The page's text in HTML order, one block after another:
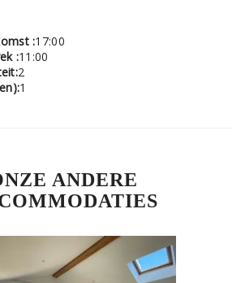
:17:00
:11:00
2
1
ANDERE